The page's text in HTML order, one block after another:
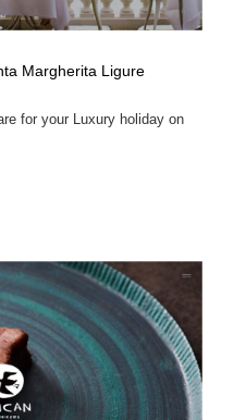
Margherita Ligure
for your Luxury holiday on